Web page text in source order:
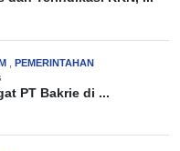
PEMERINTAHAN
PT Bakrie di ...